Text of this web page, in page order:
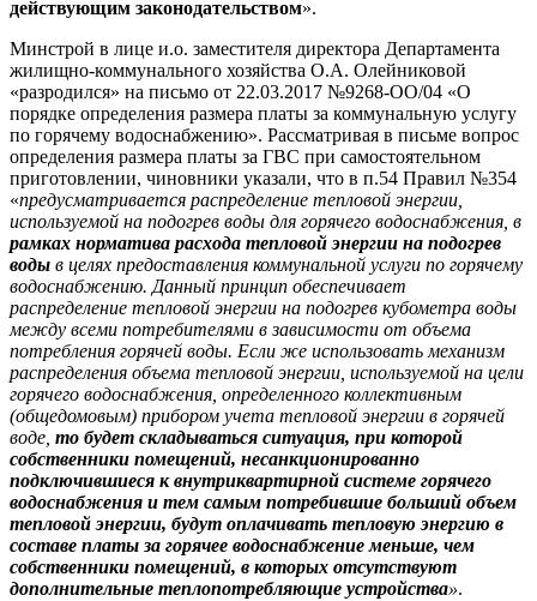
действующим законодательством».
Минстрой в лице и.о. заместителя директора Департамента
жилищно-коммунального хозяйства О.А. Олейниковой
«разродился» на письмо от 22.03.2017 №9268-ОО/04 «О
порядке определения размера платы за коммунальную услугу
по горячему водоснабжению». Рассматривая в письме вопрос
определения размера платы за ГВС при самостоятельном
приготовлении, чиновники указали, что в п.54 Правил №354
«предусматривается распределение тепловой энергии,
используемой на подогрев воды для горячего водоснабжения, в
рамках норматива расхода тепловой энергии на подогрев
воды в целях предоставления коммунальной услуги по горячему
водоснабжению. Данный принцип обеспечивает
распределение тепловой энергии на подогрев кубометра воды
между всеми потребителями в зависимости от объема
потребления горячей воды. Если же использовать механизм
распределения объема тепловой энергии, используемой на цели
горячего водоснабжения, определенного коллективным
(общедомовым) прибором учета тепловой энергии в горячей
воде, то будет складываться ситуация, при которой
собственники помещений, несанкционированно
подключившиеся к внутриквартирной системе горячего
водоснабжения и тем самым потребившие больший объем
тепловой энергии, будут оплачивать тепловую энергию в
составе платы за горячее водоснабжение меньше, чем
собственники помещений, в которых отсутствуют
дополнительные теплопотребляющие устройства».